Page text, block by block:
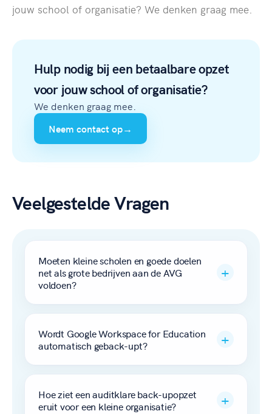
jouw school of organisatie? We denken graag mee.
Hulp nodig bij een betaalbare opzet
voor jouw school of organisatie?
We denken graag mee.
Neem contact op→
Veelgestelde Vragen
Moeten kleine scholen en goede doelen
net als grote bedrijven aan de AVG
voldoen?
Wordt Google Workspace for Education
automatisch geback-upt?
Hoe ziet een auditklare back-upopzet
eruit voor een kleine organisatie?